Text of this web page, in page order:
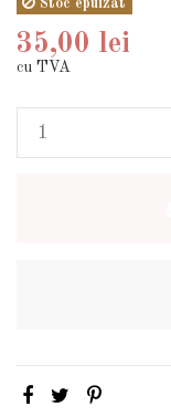
Stoc epuizat
35,00 lei
cu TVA